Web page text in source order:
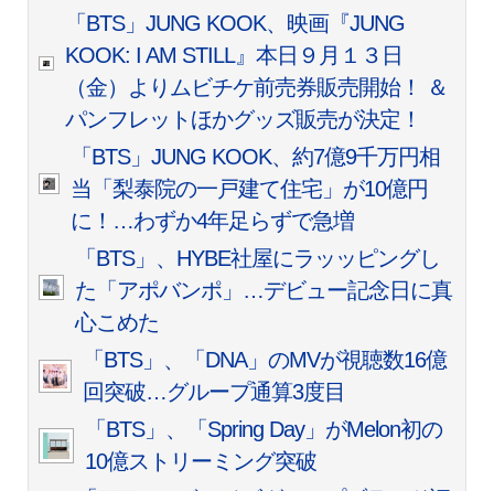
「BTS」JUNG KOOK、映画『JUNG
KOOK: I AM STILL』本日９月１３日
（金）よりムビチケ前売券販売開始！ ＆
パンフレットほかグッズ販売が決定！
「BTS」JUNG KOOK、約7億9千万円相
当「梨泰院の一戸建て住宅」が10億円
に！…わずか4年足らずで急増
「BTS」、HYBE社屋にラッッピングし
た「アポバンポ」…デビュー記念日に真
心こめた
「BTS」、「DNA」のMVが視聴数16億
回突破…グループ通算3度目
「BTS」、「Spring Day」がMelon初の
10億ストリーミング突破